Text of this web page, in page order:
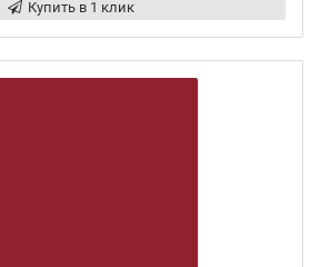
Купить в 1 клик